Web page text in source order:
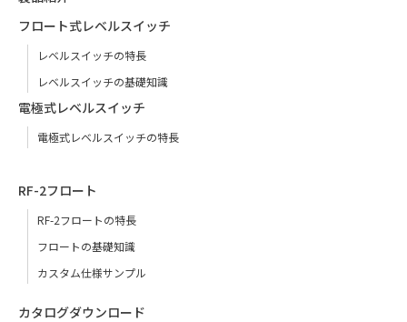
フロート式レベルスイッチ
レベルスイッチの特長
レベルスイッチの基礎知識
電極式レベルスイッチ
電極式レベルスイッチの特長
RF-2フロート
RF-2フロートの特長
フロートの基礎知識
カスタム仕様サンプル
カタログダウンロード